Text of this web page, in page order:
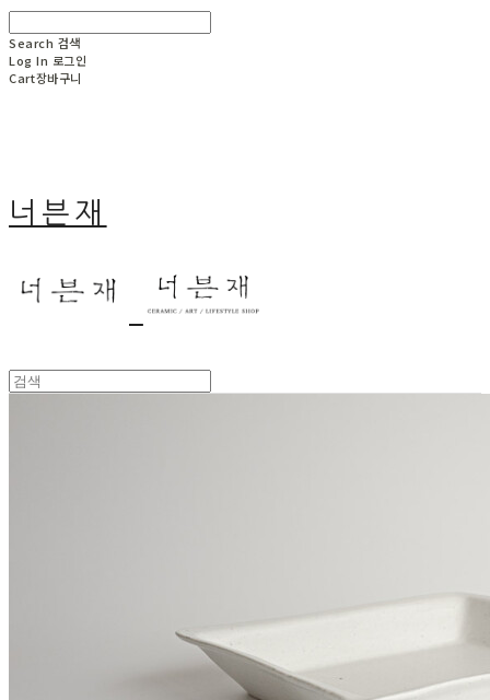
Search 검색
Log In 로그인
Cart장바구니
너븐재